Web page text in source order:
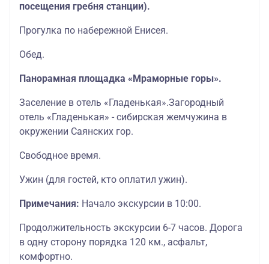
посещения гребня станции).
Прогулка по набережной Енисея.
Обед.
Панорамная площадка «Мраморные горы».
Заселение в отель «Гладенькая».Загородный
отель «Гладенькая» - сибирская жемчужина в
окружении Саянских гор.
Свободное время.
Ужин (для гостей, кто оплатил ужин).
Примечания: Начало экскурсии в 10:00.
Продолжительность экскурсии 6-7 часов. Дорога
в одну сторону порядка 120 км., асфальт,
комфортно.